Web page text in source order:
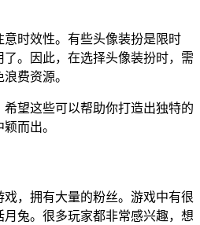
时效性。有些头像装扮是限时
。因此，在选择头像装扮时，需
费资源。
望这些可以帮助你打造出独特的
而出。
，拥有大量的粉丝。游戏中有很
兔。很多玩家都非常感兴趣，想